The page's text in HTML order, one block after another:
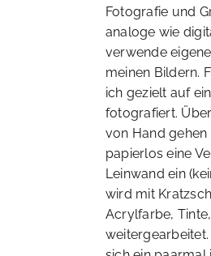
Fotografie und
analoge wie
verwende
meinen Bildern.
ich gezielt auf
fotografiert.
von Hand
papierlos eine
Leinwand ein
wird mit
Acrylfarbe,